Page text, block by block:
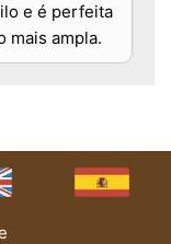
e é perfeita
mais ampla.